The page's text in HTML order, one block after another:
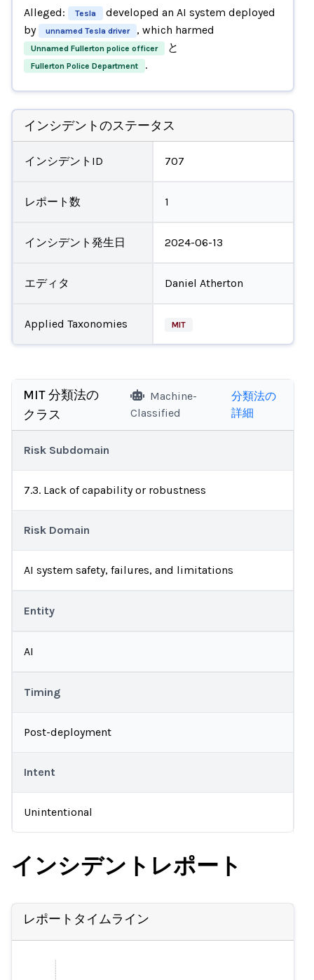
Alleged: Tesla
developed an AI system deployed
by
unnamed Tesla driver , which harmed
Unnamed Fullerton police officer と
Fullerton Police Department .
インシデントのステータス
インシデントID 707
レポート数 1
インシデント発生日 2024-06-13
エディタ Daniel Atherton
Applied Taxonomies MIT
MIT 分類法の
クラス
Machine-
Classified
分類法の
詳細
Risk Subdomain
7.3. Lack of capability or robustness
Risk Domain
AI system safety, failures, and limitations
Entity
AI
Timing
Post-deployment
Intent
Unintentional
インシデントレポート
レポートタイムライン